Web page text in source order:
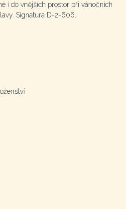
i do vnějších prostor při vánočních
Signatura D-2-606.